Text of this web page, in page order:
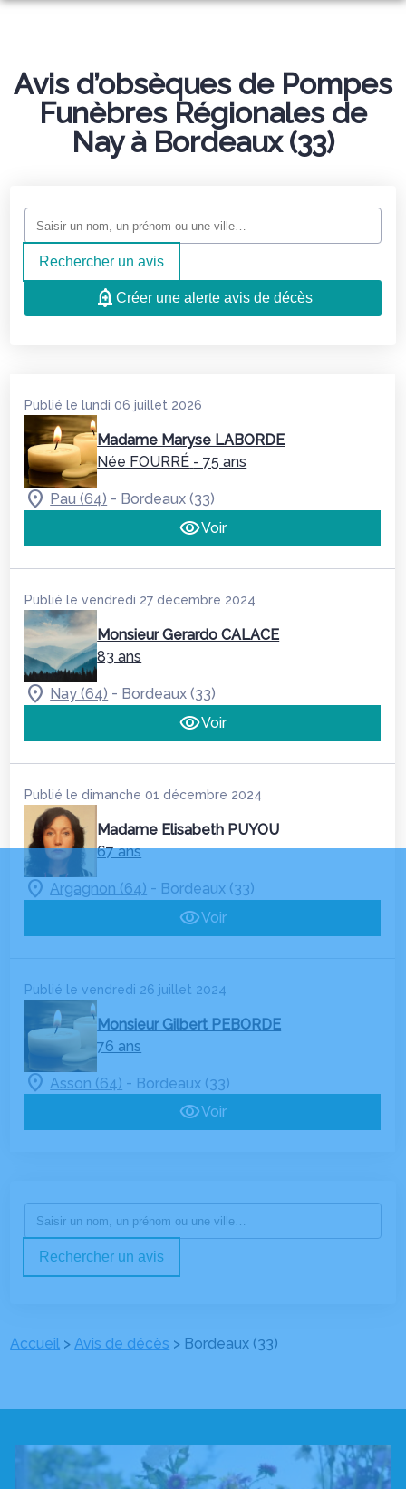
ORGANISER DES OBSÈQUES
PRÉVOIR SES OBSÈQUES
MONUMENTS FUNÉRAIRES
SERVICES AUX FAMILLES
NOTRE CHAMBRE FUNÉRAIRE
NOTRE HISTOIRE
ESPACES HOMMAGES
Avis d’obsèques de Pompes
Funèbres Régionales de
Nay à Bordeaux (33)
Rechercher un avis
Créer une alerte avis de décès
Publié le lundi 06 juillet 2026
Madame Maryse LABORDE
Née FOURRÉ - 75 ans
Pau (64) - Bordeaux (33)
Voir
Publié le vendredi 27 décembre 2024
Monsieur Gerardo CALACE
83 ans
Nay (64) - Bordeaux (33)
Voir
Publié le dimanche 01 décembre 2024
Madame Elisabeth PUYOU
67 ans
Argagnon (64) - Bordeaux (33)
Voir
Publié le vendredi 26 juillet 2024
Monsieur Gilbert PEBORDE
76 ans
Asson (64) - Bordeaux (33)
Voir
Rechercher un avis
Accueil >Avis de décès > Bordeaux (33)